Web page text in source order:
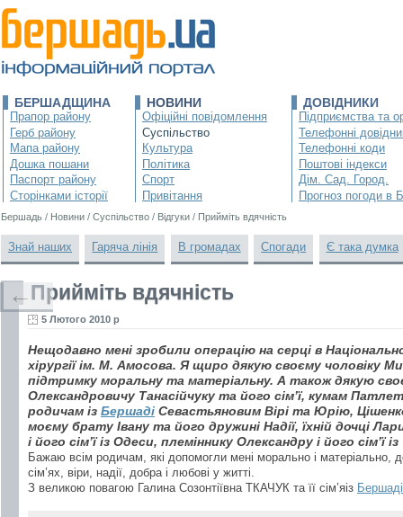
БЕРШАДЩИНА
Прапор району
Герб району
Мапа району
Дошка пошани
Паспорт району
Сторінками історії
НОВИНИ
Офіційні повідомлення
Суспільство
Культура
Політика
Спорт
Привітання
ДОВІДНИКИ
Підприємства та
Телефонні
Телефонні коди
Поштові індекси
Дім. Сад. Город.
Прогноз погоди в
Бершадь / Новини / Суспільство / Відгуки / Прийміть вдячність
Знай наших Гаряча лінія В громадах Спогади Є така думка
Прийміть вдячність
5 Лютого 2010 р
Нещодавно мені зробили операцію на серці в
хірургії ім. М. Амосова. Я щиро дякую своєму чоловіку
підтримку моральну та матеріальну. А також дякую
Олександровичу Танасійчуку та його сім’ї, кумам
родичам із Бершаді Севастьяновим Вірі та Юрію,
моєму брату Івану та його дружині Надії, їхній дочці
і його сім’ї із Одеси, племіннику Олександру і його сім’ї
Бажаю всім родичам, які допомогли мені морально і матеріально,
сім’ях, віри, надії, добра і любові у житті.
З великою повагою Галина Созонтіївна ТКАЧУК та її сім’яіз Бершаді
←